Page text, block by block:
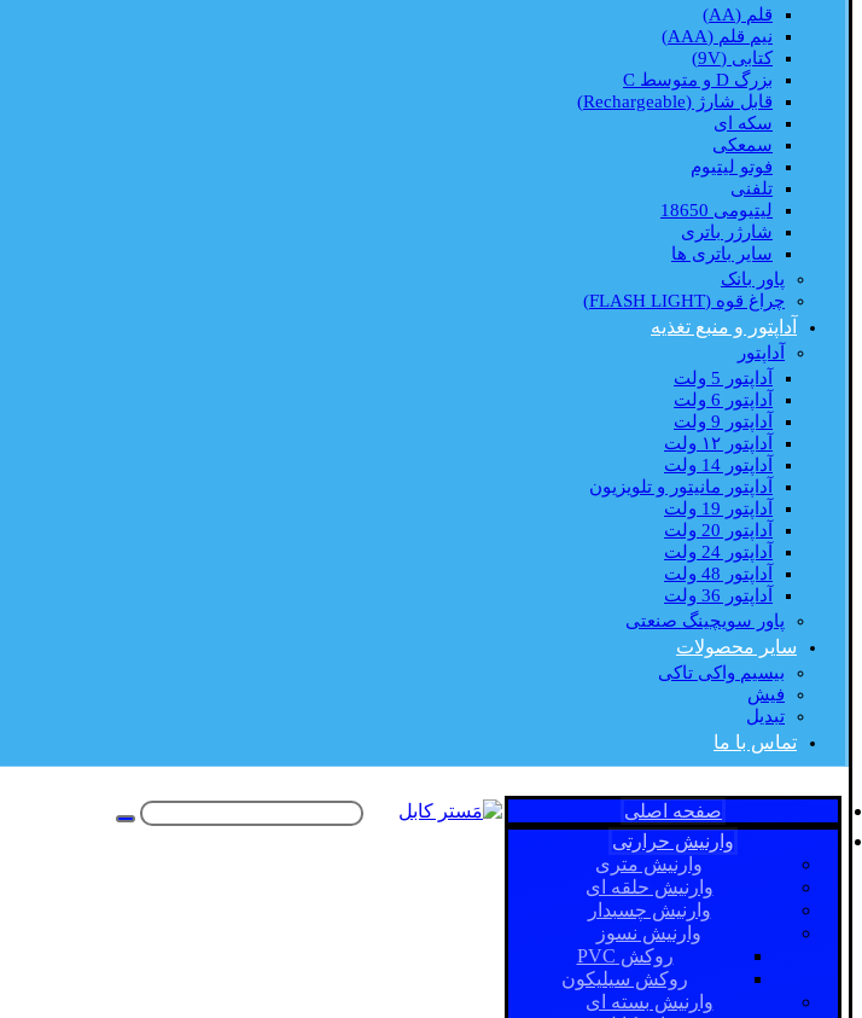
قلم (AA)
نیم قلم (AAA)
کتابی (9V)
بزرگ D و متوسط C
قابل شارژ (Rechargeable)
سکه ای
سمعکی
فوتو لیتیوم
تلفنی
لیتیومی 18650
شارژر باتری
سایر باتری ها
پاور بانک
چراغ قوه (FLASH LIGHT)
آداپتور و منبع تغذیه
آداپتور
آداپتور 5 ولت
آداپتور 6 ولت
آداپتور 9 ولت
آداپتور ۱۲ ولت
آداپتور 14 ولت
آداپتور مانیتور و تلویزیون
آداپتور 19 ولت
آداپتور 20 ولت
آداپتور 24 ولت
آداپتور 48 ولت
آداپتور 36 ولت
پاور سویچینگ صنعتی
سایر محصولات
بیسیم واکی تاکی
فیش
تبدیل
تماس با ما
صفحه اصلی
وارنیش حرارتی
وارنیش متری
وارنیش حلقه ای
وارنیش چسبدار
وارنیش نسوز
روکش PVC
روکش سیلیکون
وارنیش بسته ای